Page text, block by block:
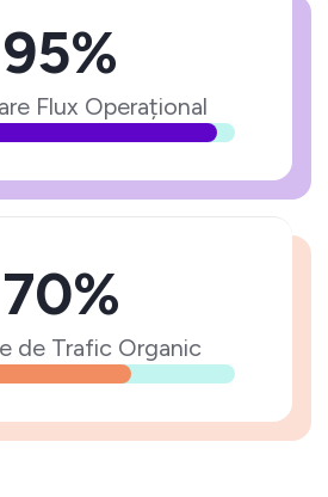
95%
Flux Operațional
70%
de Trafic Organic